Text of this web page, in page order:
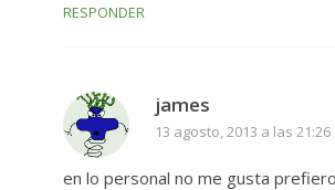
RESPONDER
james
13 agosto, 2013 a las 21:26
en lo personal no me gusta